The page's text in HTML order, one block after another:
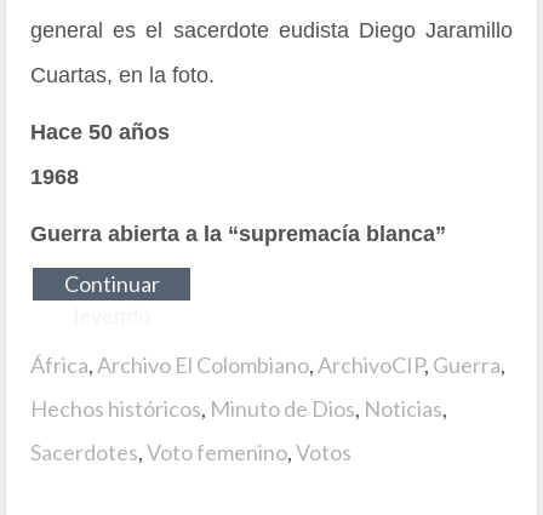
general es el sacerdote eudista Diego Jaramillo
Cuartas, en la foto.
Hace 50 años
1968
Guerra abierta a la “supremacía blanca”
Continuar
África,Archivo El Colombiano,ArchivoCIP, Guerra,
Hechos históricos, Minuto de Dios, Noticias,
Sacerdotes,Voto femenino,Votos